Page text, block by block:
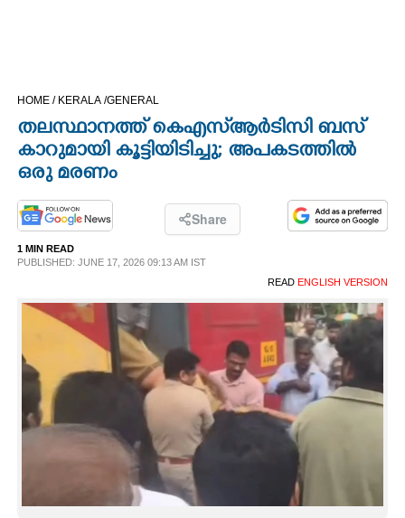
CINEMA
OPINION
PHOTOS
LIFESTYLE
SPIRITUAL
INFO+
ART
HOME / KERALA /GENERAL
തലസ്ഥാനത്ത് കെഎസ്‌ആർടിസി ബസ്
കാറുമായി കൂട്ടിയിടിച്ചു; അപകടത്തിൽ
ഒരു മരണം
Share
1 MIN READ
PUBLISHED: JUNE 17, 2026 09:13 AM IST
READ ENGLISH VERSION